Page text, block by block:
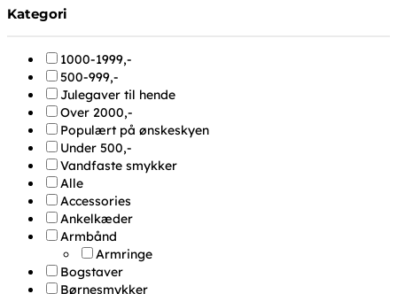
Kategori
1000-1999,-
500-999,-
Julegaver til hende
Over 2000,-
Populært på ønskeskyen
Under 500,-
Vandfaste smykker
Alle
Accessories
Ankelkæder
Armbånd
Armringe
Bogstaver
Børnesmykker